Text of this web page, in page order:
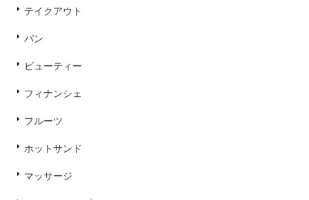
テイクアウト
パン
ビューティー
フィナンシェ
フルーツ
ホットサンド
マッサージ